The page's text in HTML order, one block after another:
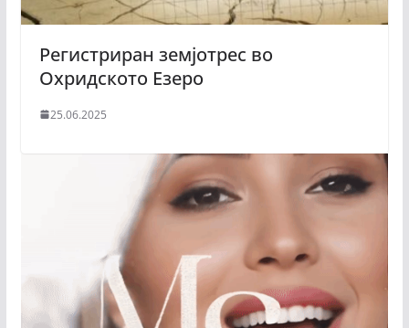
Регистриран земјотрес во
Охридското Езеро
25.06.2025